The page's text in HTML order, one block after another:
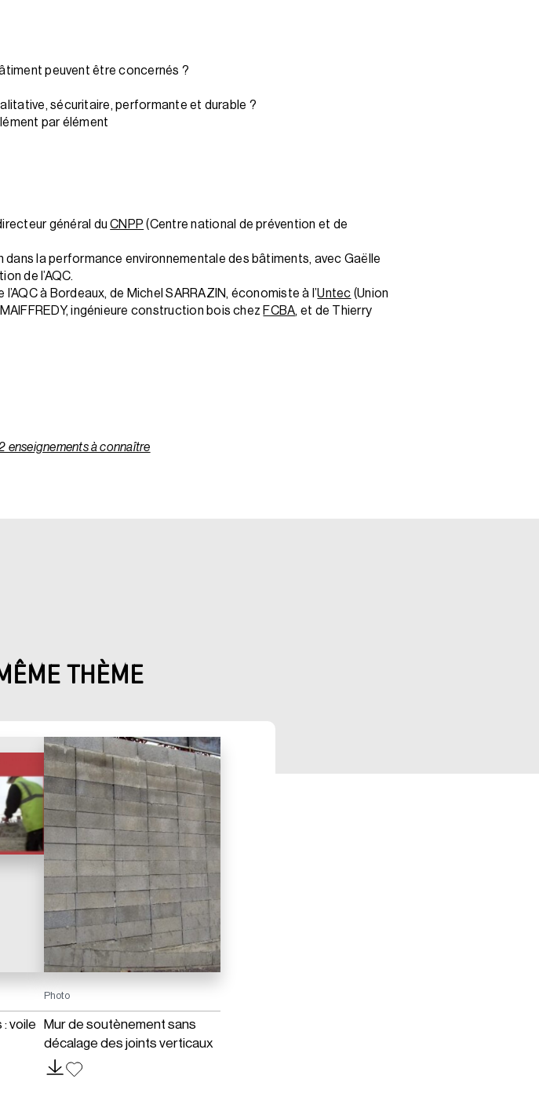
peuvent être concernés ?
sécuritaire, performante et durable ?
par élément
général duCNPP (Centre national de prévention et de
dans la performance environnementale des bâtiments, avec Gaëlle
de l’AQC.
à Bordeaux, de Michel SARRAZIN, économiste à l’Untec (Union
ingénieure construction bois chez FCBA, et de Thierry
enseignements à connaître
THÈME
voile
Photo
Mur de soutènement sans
décalage des joints verticaux